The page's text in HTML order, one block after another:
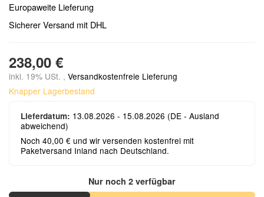
Europaweite Lieferung
Sicherer Versand mit DHL
238,00 €
inkl. 19% USt. , Versandkostenfreie Lieferung
Knapper Lagerbestand
Lieferdatum: 13.08.2026 - 15.08.2026 (DE - Ausland
abweichend)
Noch 40,00 € und wir versenden kostenfrei mit
Paketversand Inland nach Deutschland.
Nur noch 2 verfügbar